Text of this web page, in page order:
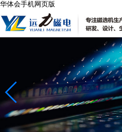
华体会手机网页版